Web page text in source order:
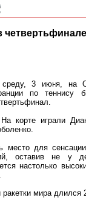
3 июня, на
по теннису
корте играли
место для
оставив не у
настолько
мира длился